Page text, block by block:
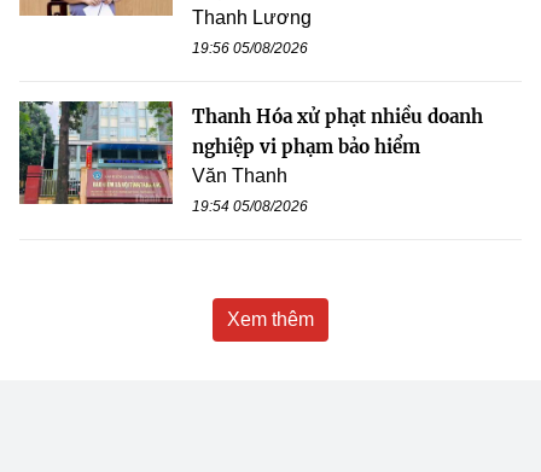
Thanh Lương
19:56 05/08/2026
Thanh Hóa xử phạt nhiều doanh
nghiệp vi phạm bảo hiểm
Văn Thanh
19:54 05/08/2026
Xem thêm